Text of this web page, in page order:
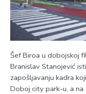
Šef Biroa u dobojskoj
Branislav Stanojević
zapošljavanju kadra
Doboj city park-u, a